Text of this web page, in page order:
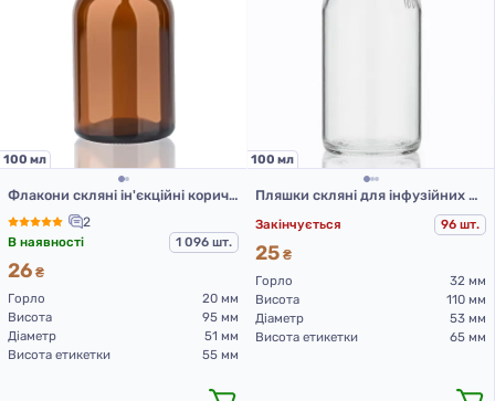
100 мл
Флакони скляні ін'єкційні коричневого кольору для Л-П, 100 мл, тип 3 (63 шт. упаковка)
2
В наявності
1 096 шт.
26 ₴
Горло
20 мм
Висота
95 мм
Діаметр
51 мм
Висота етикетки
55 мм
100 мл
Пляшки скляні для інфузійних препаратів прозорі 100 мл, тип 2
Закінчується 96 шт.
25 ₴
Горло
32 мм
Висота
110 мм
Діаметр
53 мм
Висота етикетки
65 мм